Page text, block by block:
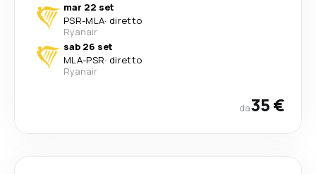
mar 22 set
PSR-MLA· diretto
Ryanair
sab 26 set
MLA-PSR· diretto
Ryanair
da35 €